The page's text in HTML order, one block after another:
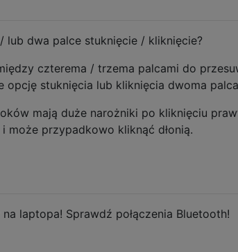
dwa palce stuknięcie / kliknięcie?
czterema / trzema palcami do
opcję stuknięcia lub kliknięcia dwoma
mają duże narożniki po kliknięciu
może przypadkowo kliknąć dłonią.
laptopa! Sprawdź połączenia Bluetooth!